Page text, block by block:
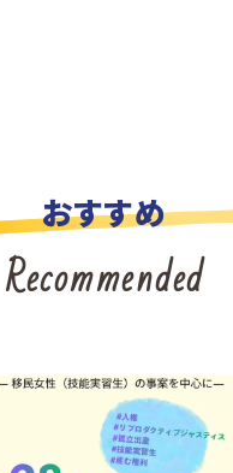
おすすめ
Recommended